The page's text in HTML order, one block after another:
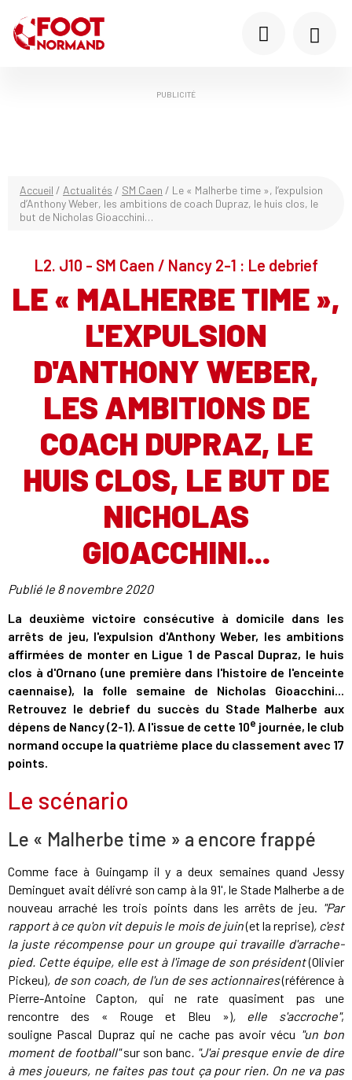
PUBLICITÉ
Accueil / Actualités / SM Caen / Le « Malherbe time », l’expulsion
d’Anthony Weber, les ambitions de coach Dupraz, le huis clos, le
but de Nicholas Gioacchini…
L2. J10 - SM Caen / Nancy 2-1 : Le debrief
LE « MALHERBE TIME »,
L'EXPULSION
D'ANTHONY WEBER,
LES AMBITIONS DE
COACH DUPRAZ, LE
HUIS CLOS, LE BUT DE
NICHOLAS
GIOACCHINI...
Publié le 8 novembre 2020
La deuxième victoire consécutive à domicile dans les
arrêts de jeu, l'expulsion d'Anthony Weber, les ambitions
affirmées de monter en Ligue 1 de Pascal Dupraz, le huis
clos à d'Ornano (une première dans l'histoire de l'enceinte
caennaise), la folle semaine de Nicholas Gioacchini...
Retrouvez le debrief du succès du Stade Malherbe aux
dépens de Nancy (2-1). A l'issue de cette 10e journée, le club
normand occupe la quatrième place du classement avec 17
points.
Le scénario
Le « Malherbe time » a encore frappé
Comme face à Guingamp il y a deux semaines quand Jessy
Deminguet avait délivré son camp à la 91', le Stade Malherbe a de
nouveau arraché les trois points dans les arrêts de jeu. "Par
rapport à ce qu'on vit depuis le mois de juin(et la reprise), c'est
la juste récompense pour un groupe qui travaille d'arrache-
pied. Cette équipe, elle est à l'image de son président(Olivier
Pickeu), de son coach, de l'un de ses actionnaires(référence à
Pierre-Antoine Capton, qui ne rate quasiment pas une
rencontre des « Rouge et Bleu »), elle s'accroche",
souligne Pascal Dupraz qui ne cache pas avoir vécu "un bon
moment de football"sur son banc. "J'ai presque envie de dire
à mes joueurs, ne faites pas tout ça pour rien. On ne va pas